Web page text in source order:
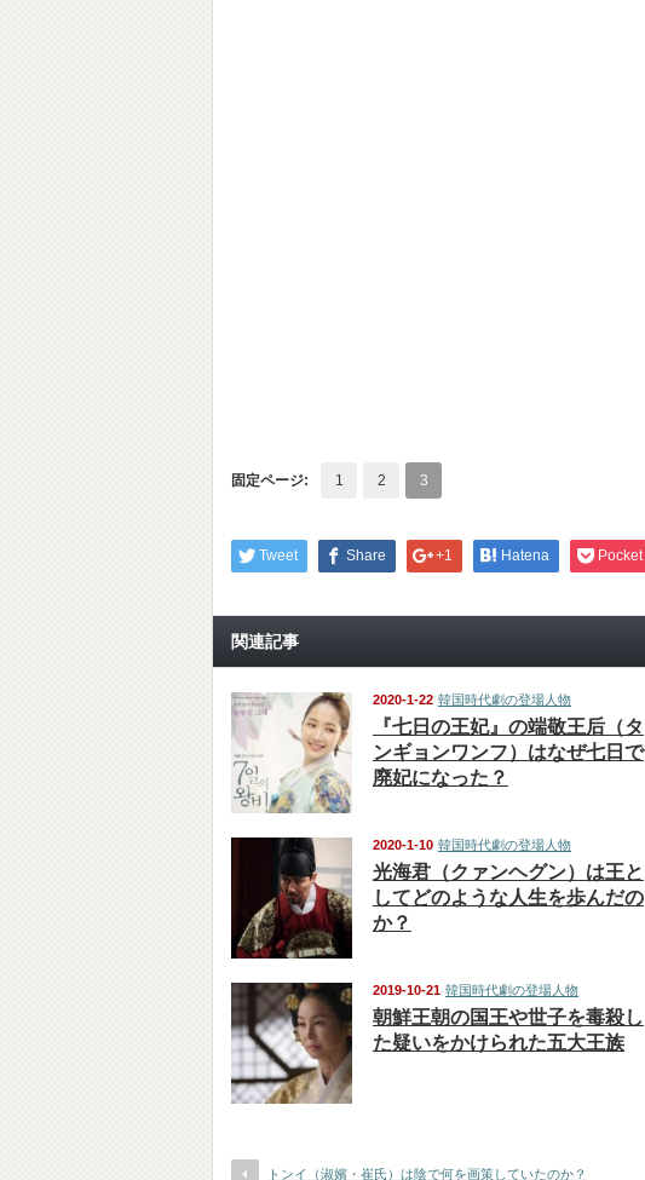
固定ページ: 1 2 3
Tweet Share +1 Hatena Pocket
関連記事
2020-1-22 韓国時代劇の登場人物
『七日の王妃』の端敬王后（タ
ンギョンワンフ）はなぜ七日で
廃妃になった？
2020-1-10 韓国時代劇の登場人物
光海君（クァンヘグン）は王と
してどのような人生を歩んだの
か？
2019-10-21 韓国時代劇の登場人物
朝鮮王朝の国王や世子を毒殺し
た疑いをかけられた五大王族
トンイ（淑嬪・崔氏）は陰で何を画策していたのか？